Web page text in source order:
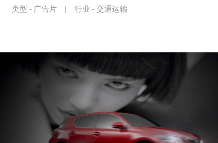
类型 - 广告片 行业 - 交通运输